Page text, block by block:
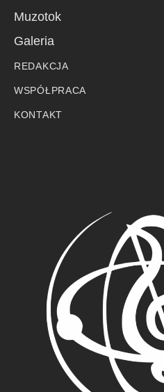
Muzotok
Galeria
REDAKCJA
WSPÓŁPRACA
KONTAKT